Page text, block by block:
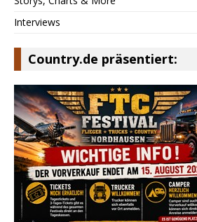
Interviews
Country.de präsentiert: